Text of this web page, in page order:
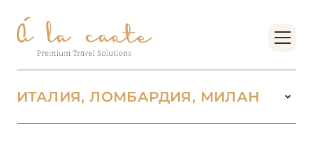
ИТАЛИЯ, ЛОМБАРДИЯ, МИЛАН